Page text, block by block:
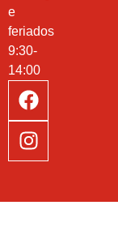
e
feriados
9:30-
14:00